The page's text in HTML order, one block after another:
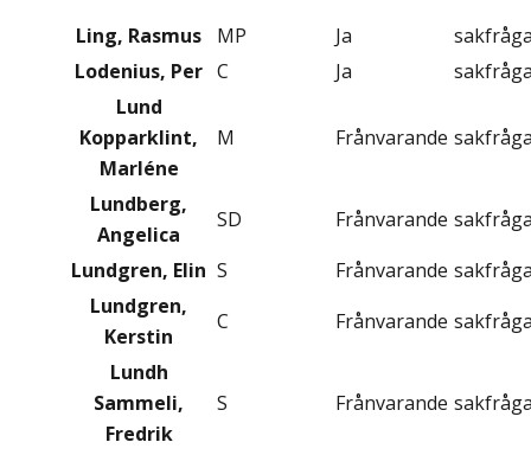
Ling, Rasmus
MP Ja
Lodenius, Per C Ja
Lund
Kopparklint,
Marléne
M Frånvarande
Lundberg,
Angelica
SD Frånvarande
Lundgren, Elin S Frånvarande
Lundgren,
Kerstin
C Frånvarande
Lundh
Sammeli,
Fredrik
S Frånvarande